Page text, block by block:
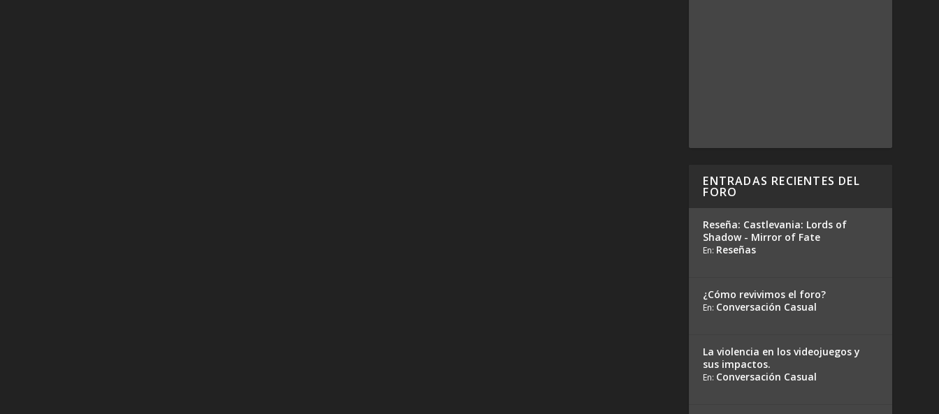
ENTRADAS RECIENTES DEL
FORO
Reseña: Castlevania: Lords of
Shadow - Mirror of Fate
En: Reseñas
¿Cómo revivimos el foro?
En: Conversación Casual
La violencia en los videojuegos y
sus impactos.
En: Conversación Casual